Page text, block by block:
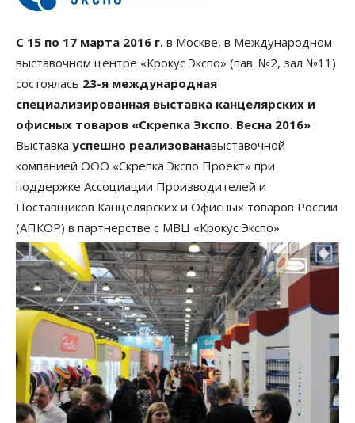
С 15 по 17 марта 2016 г. в Москве, в Международном
выставочном центре «Крокус Экспо» (пав. №2, зал №11)
состоялась 23-я международная
специализированная выставка канцелярских и
офисных товаров «Скрепка Экспо. Весна 2016» .
Выставка успешно реализованавыставочной
компанией ООО «Скрепка Экспо Проект» при
поддержке Ассоциации Производителей и
Поставщиков Канцелярских и Офисных товаров России
(АПКОР) в партнерстве с МВЦ «Крокус Экспо».